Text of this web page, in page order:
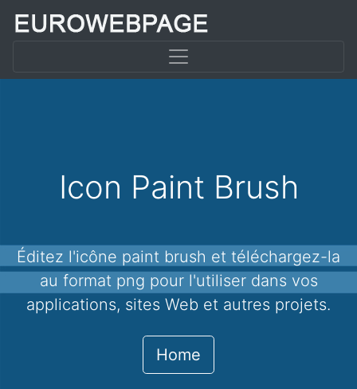
Icon Paint Brush
Éditez l'icône paint brush et téléchargez-la
au format png pour l'utiliser dans vos
applications, sites Web et autres projets.
Home